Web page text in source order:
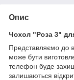
Опис
Чохол "Роза 3"
Представляємо до
може бути
телефон буде
залишаються